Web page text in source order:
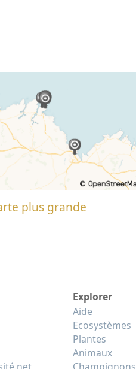
plus grande
Explorer
Aide
Ecosystèmes
Plantes
Animaux